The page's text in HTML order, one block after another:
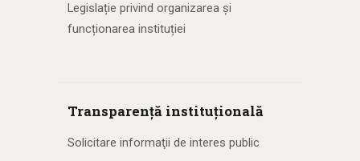
Legislație privind organizarea și
funcționarea instituției
Transparență instituțională
Solicitare informaţii de interes public